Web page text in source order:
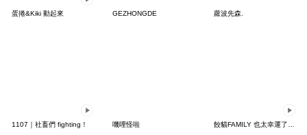
蛋捲&Kiki 動起來 GEZHONGDE 蘿波先森.
1107｜社畜們 fighting！ 嘰哩怪啦